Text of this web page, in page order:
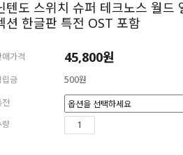
텐도 스위치 슈퍼 테크노스 월드
션 한글판 특전 OST 포함
매가격 45,800원
립금
500원
전
량